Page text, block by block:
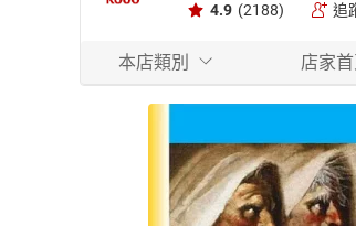
4.9 (2188) 追
本店類別 店家